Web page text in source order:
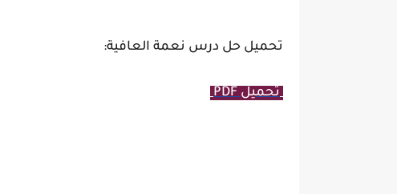
تحميل حل درس نعمة العافية:
تحميل PDF